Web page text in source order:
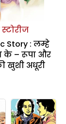
Story : लम्हे
के – रूपा और
खुशी अधूरी